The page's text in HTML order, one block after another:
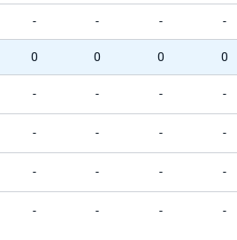
- - - -
0 0 0 0
- - - -
- - - -
- - - -
- - - -